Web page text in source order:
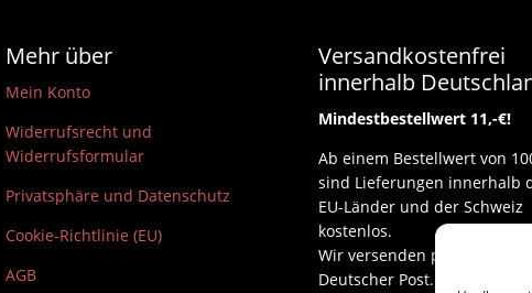
Mehr über
Mein Konto
Widerrufsrecht und
Widerrufsformular
Privatsphäre und Datenschutz
Cookie-Richtlinie (EU)
AGB
Versandkostenfrei
innerhalb
Mindestbestellwert 11,-€!
Ab einem Bestellwert von
sind Lieferungen innerhalb
EU-Länder und der Schweiz
kostenlos.
Wir versenden per DHL und
Deutscher Post.